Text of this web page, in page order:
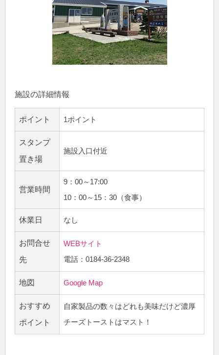
施設の詳細情報
ポイント 1ポイント
スタンプ
置き場
施設入口付近
営業時間
9：00～17:00
10：00～15：30（食事）
休業日 なし
お問合せ
先
WEBサイト
電話：0184-36-2348
地図 Google Map
おすすめ
ポイント
自家製品の数々はどれも美味だけど濃厚
チーズトーストはマスト！